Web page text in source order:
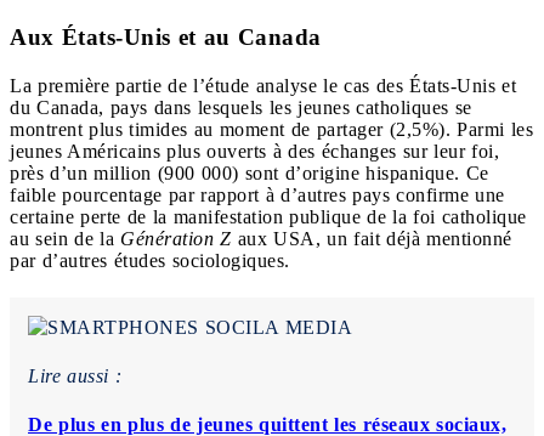
Aux États-Unis et au Canada
La première partie de l’étude analyse le cas des États-Unis et
du Canada, pays dans lesquels les jeunes catholiques se
montrent plus timides au moment de partager (2,5%). Parmi les
jeunes Américains plus ouverts à des échanges sur leur foi,
près d’un million (900 000) sont d’origine hispanique. Ce
faible pourcentage par rapport à d’autres pays confirme une
certaine perte de la manifestation publique de la foi catholique
au sein de la Génération Z aux USA, un fait déjà mentionné
par d’autres études sociologiques.
Lire aussi :
De plus en plus de jeunes quittent les réseaux sociaux,